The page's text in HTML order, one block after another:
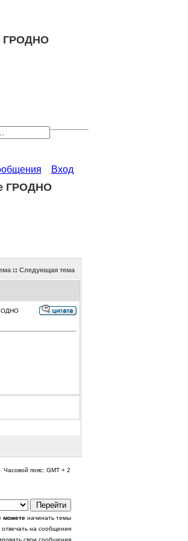
ГРОДНО
Вход
ГРОДНО
:: Следующая тема
Часовой пояс: GMT + 2
можете начинать темы
отвечать на сообщения
свои сообщения